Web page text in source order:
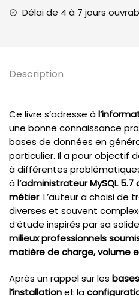
Délai de 4 à 7 jours
Description
Ce livre s’adresse à
une bonne connaissance
bases de données en
particulier. Il a pour objectif
à différentes
àl’administrateur MySQL
métier. L’auteur a choisi de
diverses et souvent
d’étude inspirés par sa
milieux professionnels
matière de charge, volume
Après un rappel sur les
l’installationet la